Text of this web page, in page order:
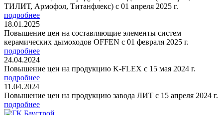
ТИЛИТ, Армофол, Титанфлекс) с 01 апреля 2025 г.
подробнее
18.01.2025
Повышение цен на составляющие элементы систем
керамических дымоходов OFFEN с 01 февраля 2025 г.
подробнее
24.04.2024
Повышение цен на продукцию K-FLEX с 15 мая 2024 г.
подробнее
11.04.2024
Повышение цен на продукцию завода ЛИТ с 15 апреля 2024 г.
подробнее